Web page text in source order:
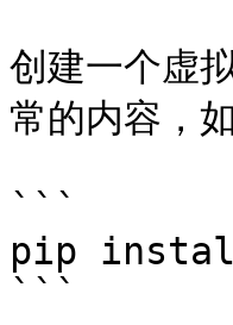
创建一个虚
常的内容，如
```
pip
```